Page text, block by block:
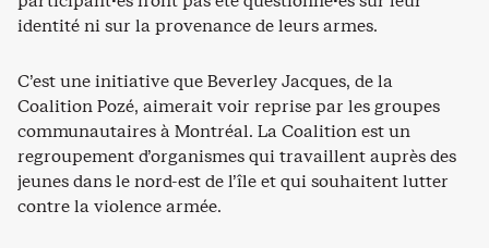
identité ni sur la provenance de leurs armes.
C’est une initiative que Beverley Jacques, de la
Coalition Pozé, aimerait voir reprise par les groupes
communautaires à Montréal. La Coalition est un
regroupement d’organismes qui travaillent auprès des
jeunes dans le nord-est de l’île et qui souhaitent lutter
contre la violence armée.